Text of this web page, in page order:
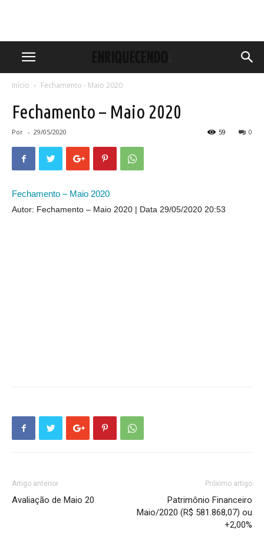
Início Fechamento - Maio 2020
Fechamento – Maio 2020
Por - 29/05/2020 0
59
Fechamento – Maio 2020
Autor: Fechamento – Maio 2020 Data 29/05/2020 20:53
Artigo anterior
Avaliação de Maio 20
Próximo artigo
Patrimônio Financeiro
Maio/2020 (R$ 581.868,07) ou
+2,00%